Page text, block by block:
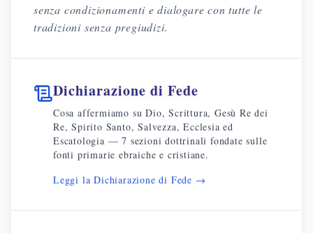
senza condizionamenti e dialogare con tutte le
tradizioni senza pregiudizi.
Dichiarazione di Fede
Cosa affermiamo su Dio, Scrittura, Gesù Re dei
Re, Spirito Santo, Salvezza, Ecclesia ed
Escatologia — 7 sezioni dottrinali fondate sulle
fonti primarie ebraiche e cristiane.
Leggi la Dichiarazione di Fede →